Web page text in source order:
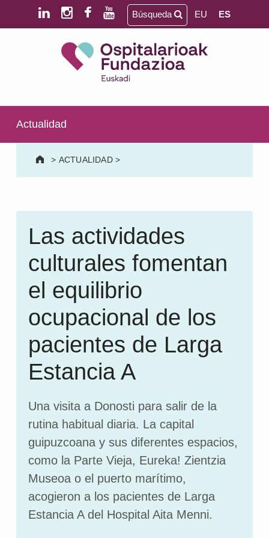
Saltar al contenido principal
Saltar al pie de página
SALUD MENTAL | DISCAPACIDAD INTELECTUAL | NEURORREHABILITACIÓN Y DAÑO CEREBRAL | PERSONA MAYOR
Búsqueda EU ES
Actualidad
> ACTUALIDAD>
Las actividades
culturales fomentan
el equilibrio
ocupacional de los
pacientes de Larga
Estancia A
Una visita a Donosti para salir de la
rutina habitual diaria. La capital
guipuzcoana y sus diferentes espacios,
como la Parte Vieja, Eureka! Zientzia
Museoa o el puerto marítimo,
acogieron a los pacientes de Larga
Estancia A del Hospital Aita Menni.